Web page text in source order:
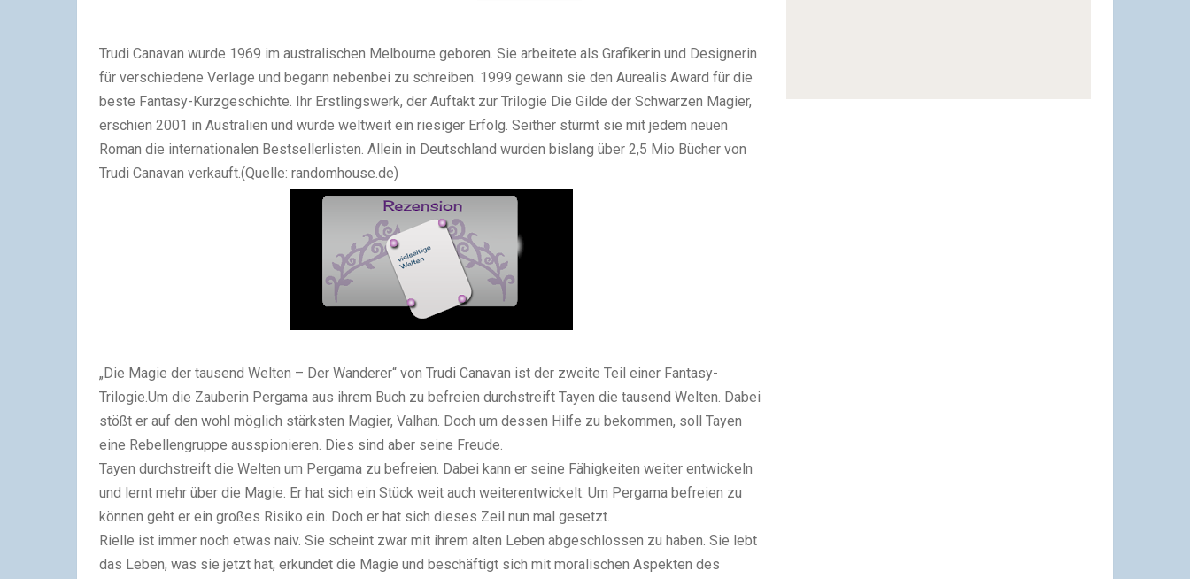
Trudi Canavan wurde 1969 im australischen Melbourne geboren. Sie arbeitete als Grafikerin und Designerin
für verschiedene Verlage und begann nebenbei zu schreiben. 1999 gewann sie den Aurealis Award für die
beste Fantasy-Kurzgeschichte. Ihr Erstlingswerk, der Auftakt zur Trilogie Die Gilde der Schwarzen Magier,
erschien 2001 in Australien und wurde weltweit ein riesiger Erfolg. Seither stürmt sie mit jedem neuen
Roman die internationalen Bestsellerlisten. Allein in Deutschland wurden bislang über 2,5 Mio Bücher von
Trudi Canavan verkauft.(Quelle: randomhouse.de)
„Die Magie der tausend Welten – Der Wanderer“ von Trudi Canavan ist der zweite Teil einer Fantasy-
Trilogie.Um die Zauberin Pergama aus ihrem Buch zu befreien durchstreift Tayen die tausend Welten. Dabei
stößt er auf den wohl möglich stärksten Magier, Valhan. Doch um dessen Hilfe zu bekommen, soll Tayen
eine Rebellengruppe ausspionieren. Dies sind aber seine Freude.
Tayen durchstreift die Welten um Pergama zu befreien. Dabei kann er seine Fähigkeiten weiter entwickeln
und lernt mehr über die Magie. Er hat sich ein Stück weit auch weiterentwickelt. Um Pergama befreien zu
können geht er ein großes Risiko ein. Doch er hat sich dieses Zeil nun mal gesetzt.
Rielle ist immer noch etwas naiv. Sie scheint zwar mit ihrem alten Leben abgeschlossen zu haben. Sie lebt
das Leben, was sie jetzt hat, erkundet die Magie und beschäftigt sich mit moralischen Aspekten des